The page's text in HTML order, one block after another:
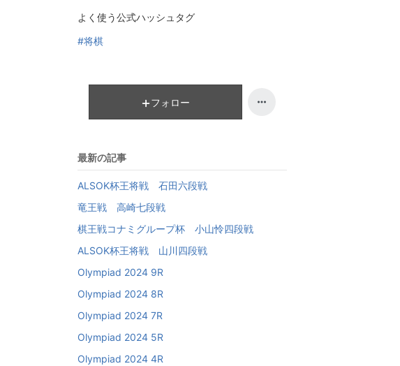
よく使う公式ハッシュタグ
#将棋
フォロー
最新の記事
ALSOK杯王将戦 石田六段戦
竜王戦 高崎七段戦
棋王戦コナミグループ杯 小山怜四段戦
ALSOK杯王将戦 山川四段戦
Olympiad 2024 9R
Olympiad 2024 8R
Olympiad 2024 7R
Olympiad 2024 5R
Olympiad 2024 4R